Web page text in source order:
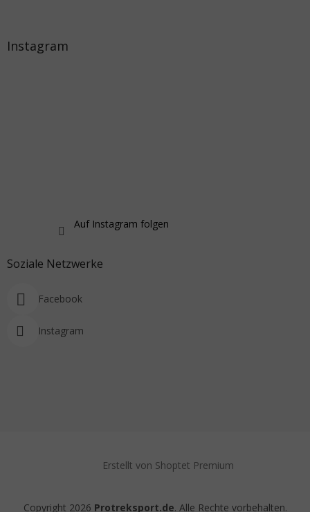
Instagram
Auf Instagram folgen
Soziale Netzwerke
Facebook
Instagram
Erstellt von Shoptet Premium
Copyright 2026 Protreksport.de. Alle Rechte vorbehalten.